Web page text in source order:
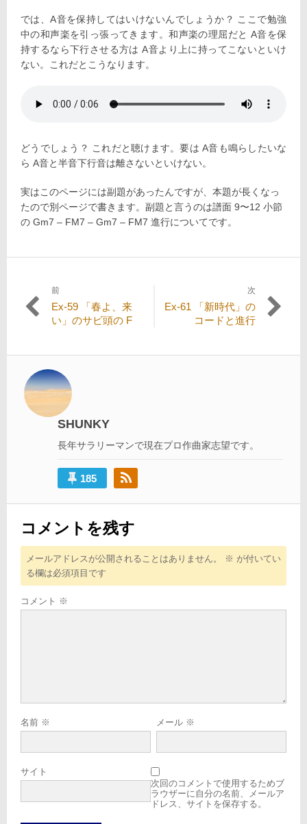
では、A音を保持してはいけないんでしょうか？ ここで勉強
中の和声楽を引っ張ってきます。和声楽の理屈だと A音を保
持するなら下行させる方は A音より上に持ってこないといけ
ない。これだとこうなります。
どうでしょう？ これだと聴けます。要は A音も鳴らしたいな
ら A音と半音下行音は離さないといけない。
実はこのページには副題があったんですが、本題が長くなっ
たので別ページで書きます。副題と言うのは譜面 9〜12 小節
の Gm7 – FM7 – Gm7 – FM7 進行についてです。
投
稿
ビ
ゲ
ー
シ
前
過
去
稿:
Ex-59 「春よ、来
い」のサビ頭の F
次
次
Ex-61 「新時代」の
コードと進行
SHUNKY
長年サラリーマンで現在プロ作曲家志望です。
185
コメントを残す
メールアドレスが公開されることはありません。 ※ が付いてい
る欄は必須項目です
コメント ※
名前 ※ メール ※
サイト
次回のコメントで使用するためブ
ラウザーに自分の名前、メールア
ドレス、サイトを保存する。